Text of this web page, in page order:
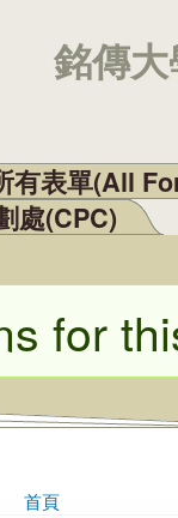
銘傳
有表單(All
處(CPC)
for
首頁